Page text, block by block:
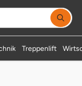
Treppenlift